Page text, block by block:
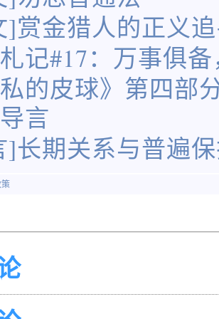
]赏金猎人的正义
记#17：万事俱
私的皮球》第四部
言
]长期关系与普遍